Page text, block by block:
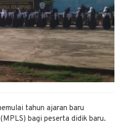
tahun ajaran baru
bagi peserta didik baru.